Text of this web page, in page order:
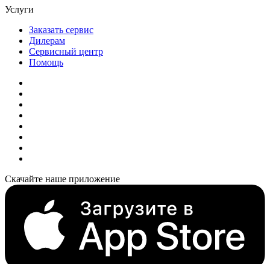
Услуги
Заказать сервис
Дилерам
Сервисный центр
Помощь
Скачайте наше приложение